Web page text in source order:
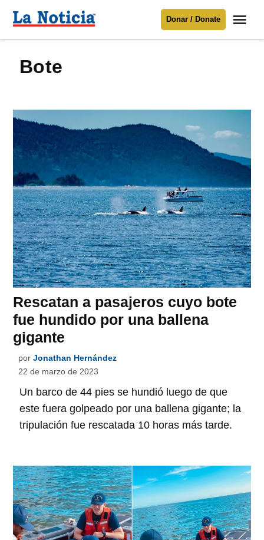
Para mantenerte informado necesitamos
contenido
Noticia
Donar / Donate
bote
Rescatan a pasajeros cuyo bote
fue hundido por una ballena
gigante
por Jonathan Hernández
22 de marzo de 2023
Un barco de 44 pies se hundió luego de que
este fuera golpeado por una ballena gigante; la
tripulación fue rescatada 10 horas más tarde.